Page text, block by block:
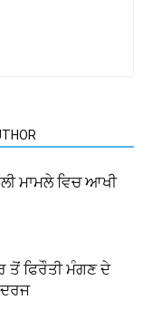
ਮਾਮਲੇ ਵਿਚ ਆਖੀ
ਤੋਂ ਫਿਰੌਤੀ ਮੰਗਣ ਦੇ
ਦਰਜ